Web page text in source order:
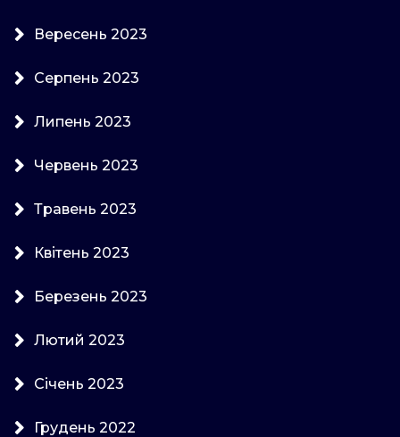
Вересень 2023
Серпень 2023
Липень 2023
Червень 2023
Травень 2023
Квітень 2023
Березень 2023
Лютий 2023
Січень 2023
Грудень 2022